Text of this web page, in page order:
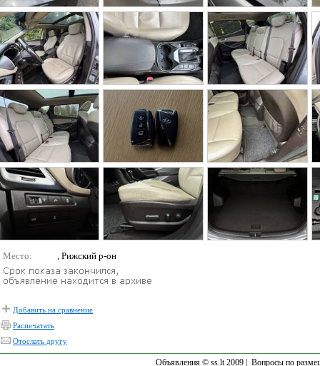
Место: , Рижский р-он
Добавить на сравнение
Распечатать
Отослать другу
Объявления © ss.lt 2009 | Вопросы по